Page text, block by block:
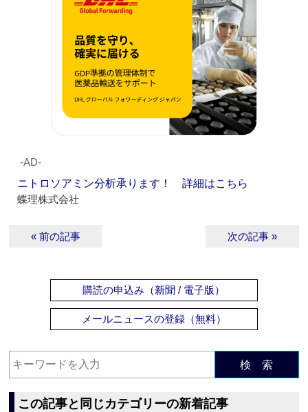
‐AD‐
ニトロソアミン分析承ります！ 詳細はこちら
蝶理株式会社
« 前の記事 次の記事 »
購読の申込み（新聞 / 電子版）
メールニュースの登録（無料）
検 索
この記事と同じカテゴリーの新着記事